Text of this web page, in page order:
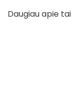
Daugiau apie